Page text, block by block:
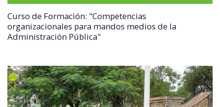
Curso de Formación: "Competencias
organizacionales para mandos medios de la
Administración Pública"